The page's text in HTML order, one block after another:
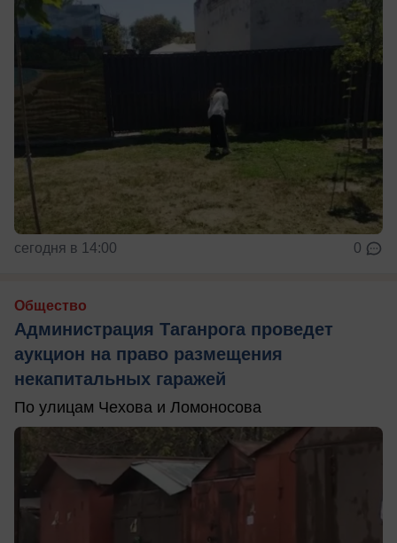
сегодня в 14:00 0
Общество
Администрация Таганрога проведет
аукцион на право размещения
некапитальных гаражей
По улицам Чехова и Ломоносова